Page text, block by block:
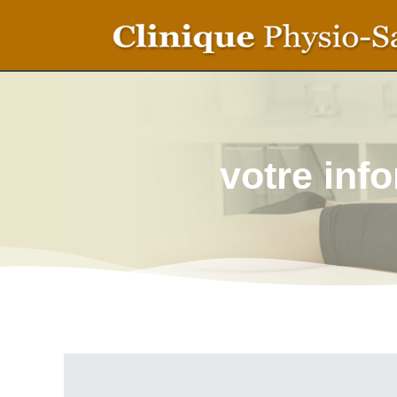
votre